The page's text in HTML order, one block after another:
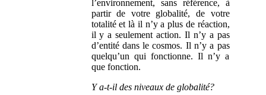
l’environnement, sans référence, à
partir de votre globalité, de votre
totalité et là il n’y a plus de réaction,
il y a seulement action. Il n’y a pas
d’entité dans le cosmos. Il n’y a pas
quelqu’un qui fonctionne. Il n’y a
que fonction.
Y a-t-il des niveaux de globalité?